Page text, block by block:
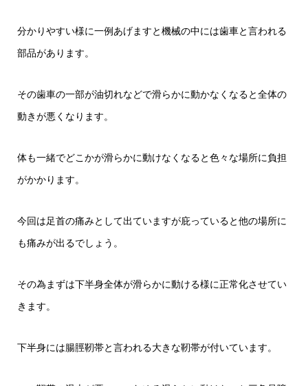
分かりやすい様に一例あげますと機械の中には歯車と言われる
部品があります。
その歯車の一部が油切れなどで滑らかに動かなくなると全体の
動きが悪くなります。
体も一緒でどこかが滑らかに動けなくなると色々な場所に負担
がかかります。
今回は足首の痛みとして出ていますが庇っていると他の場所に
も痛みが出るでしょう。
その為まずは下半身全体が滑らかに動ける様に正常化させてい
きます。
下半身には腸脛靭帯と言われる大きな靭帯が付いています。